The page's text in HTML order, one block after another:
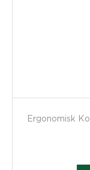
Ergonomisk